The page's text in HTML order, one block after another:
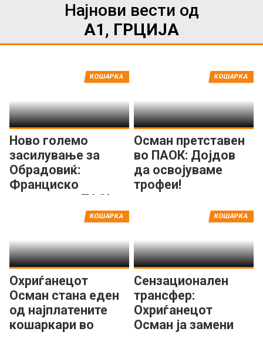
Најнови вести од
А1, ГРЦИЈА
Ново големо
засилување за
Обрадовиќ:
Франциско
потпиша за ПАО!
КОШАРКА
Осман претставен
во ПАОК: Дојдов
да освојуваме
трофеи!
КОШАРКА
Охриѓанецот
Осман стана еден
од најплатените
кошаркари во
КОШАРКА
Сензационален
трансфер:
Охриѓанецот
Осман ја замени
КОШАРКА